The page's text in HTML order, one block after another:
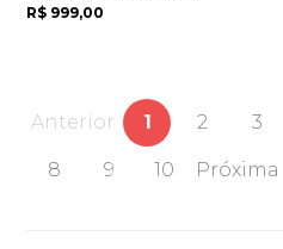
R$ 999,00
Anterior 1 2 3
8 9 10 Próxima